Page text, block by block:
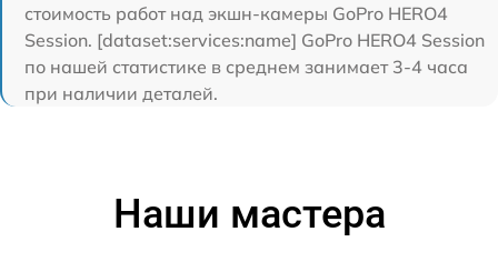
стоимость работ над экшн-камеры GoPro HERO4
Session. [dataset:services:name] GoPro HERO4 Session
по нашей статистике в среднем занимает 3-4 часа
при наличии деталей.
Наши мастера